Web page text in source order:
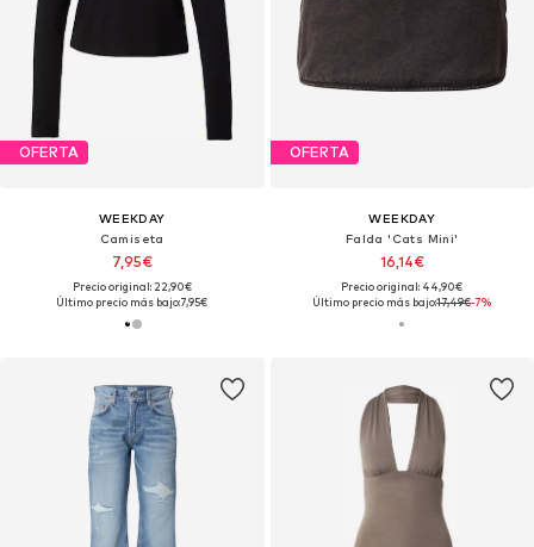
OFERTA
WEEKDAY
Camiseta
7,95€
Precio original: 22,90€
Último precio más bajo:7,95€
OFERTA
WEEKDAY
Falda 'Cats Mini'
16,14€
Precio original: 44,90€
Último precio más bajo:17,49€-7%